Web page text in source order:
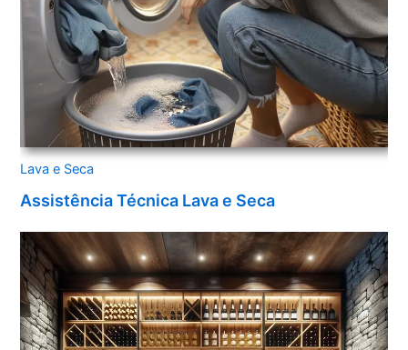
Lava e Seca
Assistência Técnica Lava e Seca